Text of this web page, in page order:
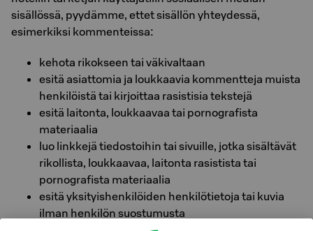
sisällössä, pyydämme, ettet sisällön yhteydessä,
esimerkiksi kommenteissa:
kehota rikokseen tai väkivaltaan
esitä asiattomia ja loukkaavia kommentteja muista
henkilöistä tai kirjoittaa rasistisia tekstejä
esitä laitonta, loukkaavaa tai pornografista
materiaalia
luo linkkejä tiedostoihin tai sivuille, jotka sisältävät
rikollista, loukkaavaa, laitonta rasistista tai
pornografista materiaalia
esitä yksityishenkilöiden henkilötietoja tai kuvia
ilman henkilön suostumusta